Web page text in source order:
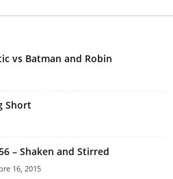
vs Batman and Robin
Short
– Shaken and Stirred
16, 2015